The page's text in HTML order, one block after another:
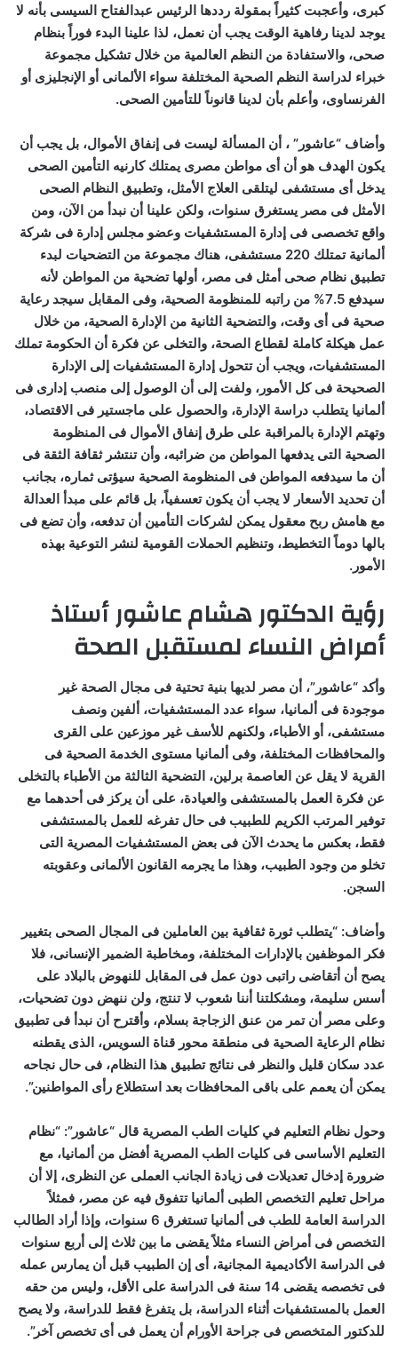
كبرى، وأعجبت كثيراً بمقولة رددها الرئيس عبدالفتاح السيسى بأنه لا
يوجد لدينا رفاهية الوقت يجب أن نعمل، لذا علينا البدء فوراً بنظام
صحى، والاستفادة من النظم العالمية من خلال تشكيل مجموعة
خبراء لدراسة النظم الصحية المختلفة سواء الألمانى أو الإنجليزى أو
الفرنساوى، وأعلم بأن لدينا قانوناً للتأمين الصحى.
وأضاف “عاشور” ، أن المسألة ليست فى إنفاق الأموال، بل يجب أن
يكون الهدف هو أن أى مواطن مصرى يمتلك كارنيه التأمين الصحى
يدخل أى مستشفى ليتلقى العلاج الأمثل، وتطبيق النظام الصحى
الأمثل فى مصر يستغرق سنوات، ولكن علينا أن نبدأ من الآن، ومن
واقع تخصصى فى إدارة المستشفيات وعضو مجلس إدارة فى شركة
ألمانية تمتلك 220 مستشفى، هناك مجموعة من التضحيات لبدء
تطبيق نظام صحى أمثل فى مصر، أولها تضحية من المواطن لأنه
سيدفع 7.5% من راتبه للمنظومة الصحية، وفى المقابل سيجد رعاية
صحية فى أى وقت، والتضحية الثانية من الإدارة الصحية، من خلال
عمل هيكلة كاملة لقطاع الصحة، والتخلى عن فكرة أن الحكومة تملك
المستشفيات، ويجب أن تتحول إدارة المستشفيات إلى الإدارة
الصحيحة فى كل الأمور، ولفت إلى أن الوصول إلى منصب إدارى فى
ألمانيا يتطلب دراسة الإدارة، والحصول على ماجستير فى الاقتصاد،
وتهتم الإدارة بالمراقبة على طرق إنفاق الأموال فى المنظومة
الصحية التى يدفعها المواطن من ضرائبه، وأن تنتشر ثقافة الثقة فى
أن ما سيدفعه المواطن فى المنظومة الصحية سيؤتى ثماره، بجانب
أن تحديد الأسعار لا يجب أن يكون تعسفياً، بل قائم على مبدأ العدالة
مع هامش ربح معقول يمكن لشركات التأمين أن تدفعه، وأن تضع فى
بالها دوماً التخطيط، وتنظيم الحملات القومية لنشر التوعية بهذه
الأمور.
رؤية الدكتور هشام عاشور أستاذ
أمراض النساء لمستقبل الصحة
وأكد “عاشور”، أن مصر لديها بنية تحتية فى مجال الصحة غير
موجودة فى ألمانيا، سواء عدد المستشفيات، ألفين ونصف
مستشفى، أو الأطباء، ولكنهم للأسف غير موزعين على القرى
والمحافظات المختلفة، وفى ألمانيا مستوى الخدمة الصحية فى
القرية لا يقل عن العاصمة برلين، التضحية الثالثة من الأطباء بالتخلى
عن فكرة العمل بالمستشفى والعيادة، على أن يركز فى أحدهما مع
توفير المرتب الكريم للطبيب فى حال تفرغه للعمل بالمستشفى
فقط، بعكس ما يحدث الآن فى بعض المستشفيات المصرية التى
تخلو من وجود الطبيب، وهذا ما يجرمه القانون الألمانى وعقوبته
السجن.
وأضاف: “يتطلب ثورة ثقافية بين العاملين فى المجال الصحى بتغيير
فكر الموظفين بالإدارات المختلفة، ومخاطبة الضمير الإنسانى، فلا
يصح أن أتقاضى راتبى دون عمل فى المقابل للنهوض بالبلاد على
أسس سليمة، ومشكلتنا أننا شعوب لا تنتج، ولن ننهض دون تضحيات،
وعلى مصر أن تمر من عنق الزجاجة بسلام، وأقترح أن نبدأ فى تطبيق
نظام الرعاية الصحية فى منطقة محور قناة السويس، الذى يقطنه
عدد سكان قليل والنظر فى نتائج تطبيق هذا النظام، فى حال نجاحه
يمكن أن يعمم على باقى المحافظات بعد استطلاع رأى المواطنين”.
وحول نظام التعليم في كليات الطب المصرية قال “عاشور”: “نظام
التعليم الأساسى فى كليات الطب المصرية أفضل من ألمانيا، مع
ضرورة إدخال تعديلات فى زيادة الجانب العملى عن النظرى، إلا أن
مراحل تعليم التخصص الطبى ألمانيا تتفوق فيه عن مصر، فمثلاً
الدراسة العامة للطب فى ألمانيا تستغرق 6 سنوات، وإذا أراد الطالب
التخصص فى أمراض النساء مثلاً يقضى ما بين ثلاث إلى أربع سنوات
فى الدراسة الأكاديمية المجانية، أى إن الطبيب قبل أن يمارس عمله
فى تخصصه يقضى 14 سنة فى الدراسة على الأقل، وليس من حقه
العمل بالمستشفيات أثناء الدراسة، بل يتفرغ فقط للدراسة، ولا يصح
للدكتور المتخصص فى جراحة الأورام أن يعمل فى أى تخصص آخر”.